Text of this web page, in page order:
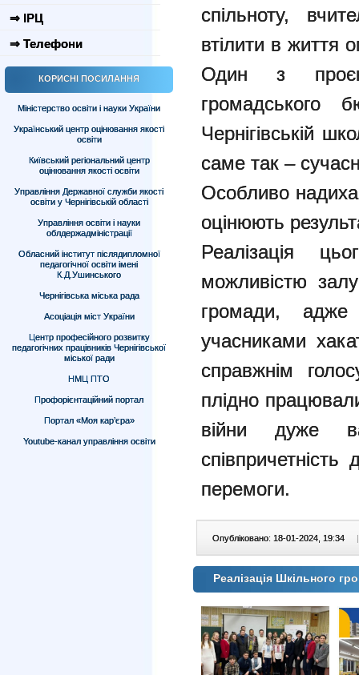
⇒ ІРЦ
⇒ Телефони
КОРИСНІ ПОСИЛАННЯ
Міністерство освіти і науки України
Український центр оцінювання якості
освіти
Київський регіональний центр
оцінювання якості освіти
Управління Державної служби якості
освіти у Чернігівській області
Управління освіти і науки
облдержадміністрації
Обласний інститут післядипломної
педагогічної освіти імені
К.Д.Ушинського
Чернігівська міська рада
Асоціація міст України
Центр професійного розвитку
педагогічних працівників Чернігівської
міської ради
НМЦ ПТО
Профорієнтаційний портал
Портал «Моя кар’єра»
Youtube-канал управління освіти
спільноту,
втілити в життя
Один з
Чернігівській
саме так –
Особливо
оцінюють
Реалізація
можливістю
громади,
учасниками
справжнім
плідно
війни дуже
перемоги.
Опубліковано: 18-01-2024, 19:34 |
Реалізація Шкільного